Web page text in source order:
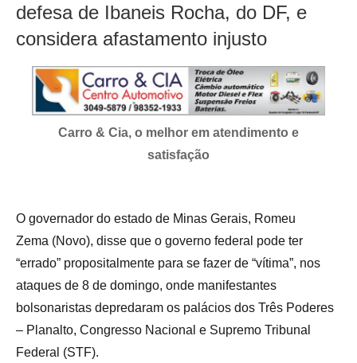
defesa de Ibaneis Rocha, do DF, e
considera afastamento injusto
Carro & Cia, o melhor em atendimento e
satisfação
O governador do estado de Minas Gerais, Romeu
Zema (Novo), disse que o governo federal pode ter
“errado” propositalmente para se fazer de “vítima”, nos
ataques de 8 de domingo, onde manifestantes
bolsonaristas depredaram os palácios dos Três Poderes
– Planalto, Congresso Nacional e Supremo Tribunal
Federal (STF).